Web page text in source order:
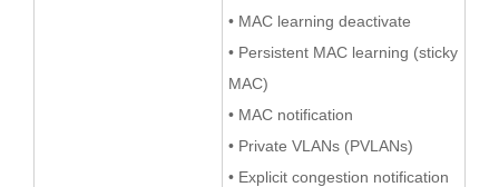
• MAC learning deactivate
• Persistent MAC learning (sticky
MAC)
• MAC notification
• Private VLANs (PVLANs)
• Explicit congestion notification